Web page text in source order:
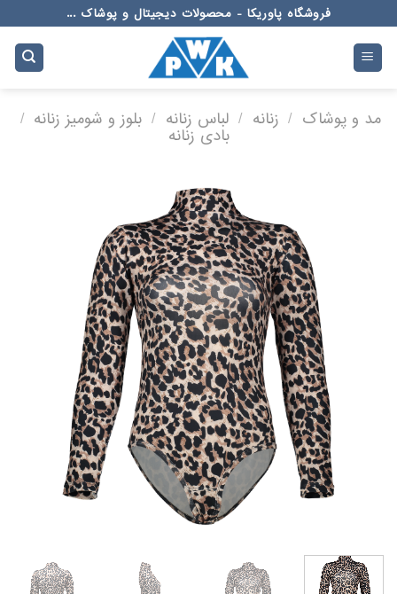
to
content
فروشگاه پاوریکا - محصولات دیجیتال و پوشاک ...
مد و پوشاک / زنانه / لباس زنانه / بلوز و شومیز زنانه /
بادی زنانه